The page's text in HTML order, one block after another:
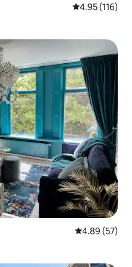
Calificación
4.95 (116)
Calificación
4.89 (57)